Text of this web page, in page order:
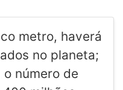
metro, haverá
no planeta;
número de